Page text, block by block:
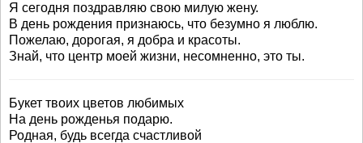
Я сегодня поздравляю свою милую жену.
В день рождения признаюсь, что безумно я люблю.
Пожелаю, дорогая, я добра и красоты.
Знай, что центр моей жизни, несомненно, это ты.
Букет твоих цветов любимых
На день рожденья подарю.
Родная, будь всегда счастливой